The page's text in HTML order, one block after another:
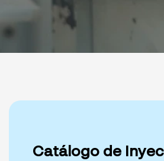
Catálogo de